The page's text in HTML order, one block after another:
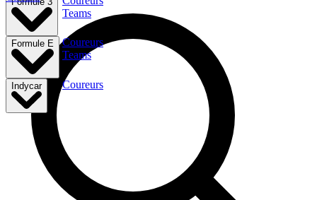
Teams
Formule E
Coureurs
Teams
Indycar Coureurs